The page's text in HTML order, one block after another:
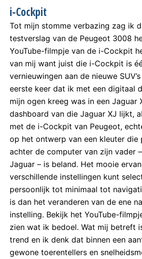
i-Cockpit
Tot mijn stomme verbazing zag ik
testverslag van de Peugeot 3008
YouTube-filmpje van de i-Cockpit
van mij want juist die i-Cockpit is
vernieuwingen aan de nieuwe
eerste keer dat ik met een digitaal
mijn ogen kreeg was in een Jaguar
dashboard van die Jaguar XJ lijkt,
met de i-Cockpit van Peugeot,
op het ontwerp van een kleuter die
achter de computer van zijn vader
Jaguar – is beland. Het mooie
verschillende instellingen kunt
persoonlijk tot minimaal tot
is dan het veranderen van de ene
instelling. Bekijk het YouTube-
zien wat ik bedoel. Wat mij betreft
trend en ik denk dat binnen een
gewone toerentellers en